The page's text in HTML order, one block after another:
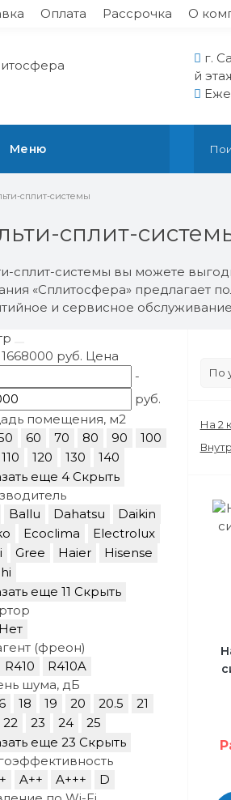
Оплата Рассрочка О
г.
й
Меню
сплит-системы
сплит-
сплит-системы вы можете
«Сплитосфера» предлагает
и сервисное
1668000 руб. Цена
-
руб.
помещения, м2
60 70 80 90
100
110 120 130
140
еще 4 Скрыть
Ballu Dahatsu
Daikin
Ecoclima
Electrolux
Gree Haier
Hisense
еще 11 Скрыть
Нет
(фреон)
R410
R410A
шума, дБ
18 19 20 20.5
21
22 23 24
25
еще 23 Скрыть
A++ A+++
D
На 2